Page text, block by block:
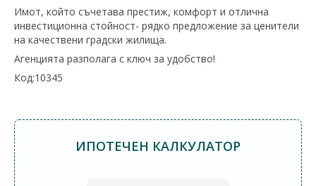
Имот, който съчетава престиж, комфорт и отлична
инвестиционна стойност- рядко предложение за ценители
на качествени градски жилища.
Агенцията разполага с ключ за удобство!
Код:10345
ИПОТЕЧЕН КАЛКУЛАТОР